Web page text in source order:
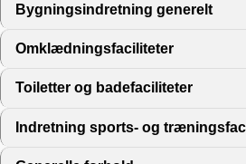
Bygningsindretning generelt
Omklædningsfaciliteter
Toiletter og badefaciliteter
Indretning sports- og